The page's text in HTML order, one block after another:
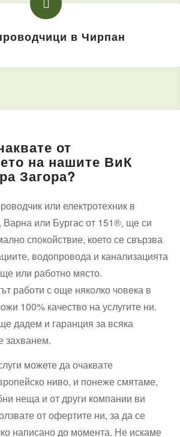
в Чирпан
от
на нашите ВиК
Загора?
или електротехник в
или Бургас от 151®, ще си
спокойствие, което се свързва
водопровода и канализацията
или работно място.
работи с още няколко човека в
100% качество на услугите ни.
дадем и гаранция за всяка
захванем.
можете да очаквате
ниво, и понеже смятаме,
неща и от други компании ви
от офертите ни, за да се
написано до момента. Не искаме